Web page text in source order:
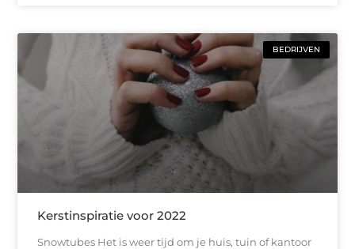
BEDRIJVEN
Kerstinspiratie voor 2022
Snowtubes Het is weer tijd om je huis, tuin of kantoor